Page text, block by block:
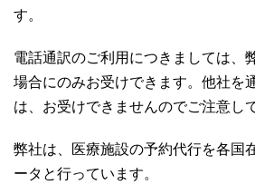
す。
電話通訳のご利用につきましては、
場合にのみお受けできます。他社を
は、お受けできませんのでご注意し
弊社は、医療施設の予約代行を各国
ータと行っています。